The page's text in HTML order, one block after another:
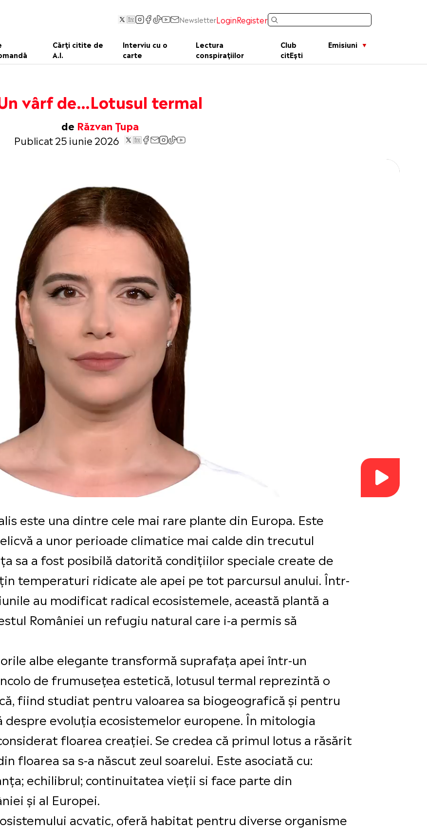
NewsletterLoginRegister
Cărți citite de
A.I.
Interviu cu o
carte
Lectura
conspirațiilor
Club
citEști
Emisiuni
vârf de…Lotusul termal
de Răzvan Țupa
Publicat 25 iunie 2026
este una dintre cele mai rare plante din Europa. Este
a unor perioade climatice mai calde din trecutul
sa a fost posibilă datorită condițiilor speciale create de
temperaturi ridicate ale apei pe tot parcursul anului. Într-
au modificat radical ecosistemele, această plantă a
României un refugiu natural care i-a permis să
albe elegante transformă suprafața apei într-un
de frumusețea estetică, lotusul termal reprezintă o
fiind studiat pentru valoarea sa biogeografică și pentru
evoluția ecosistemelor europene. În mitologia
floarea creației. Se credea că primul lotus a răsărit
floarea sa s-a născut zeul soarelui. Este asociată cu:
echilibrul; continuitatea vieții si face parte din
și al Europei.
acvatic, oferă habitat pentru diverse organisme